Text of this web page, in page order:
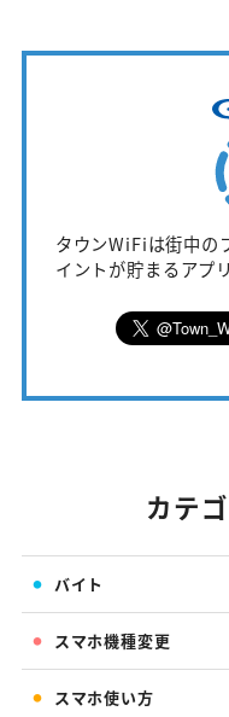
タウンWiFiは街中の
イントが貯まるアプ
カテ
バイト
スマホ機種変更
スマホ使い方